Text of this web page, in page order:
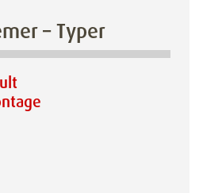
– Typer